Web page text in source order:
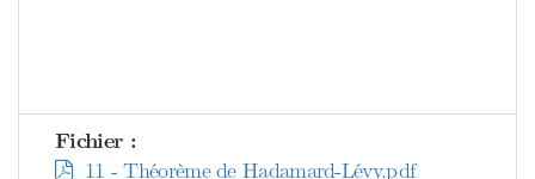
Fichier :
11 - Théorème de Hadamard-Lévy.pdf